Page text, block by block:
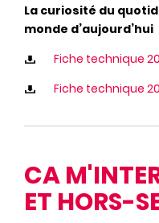
La curiosité du
monde d’aujourd’hui
Fiche technique
Fiche technique
CA
ET HORS-